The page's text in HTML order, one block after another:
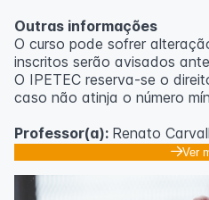
Outras informações
O curso pode sofrer
inscritos serão avisados
O IPETEC reserva-se o
caso não atinja o número
Professor(a): Renato
Ver